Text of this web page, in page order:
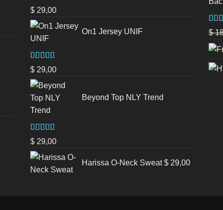
$ 29,00
On1 Jersey UNIF
Valorado en
5.00de 5
$ 29,00
Beyond Top NLY Trend
Valorado
en3.50
de 5
$ 29,00
Harissa O-Neck Sweat $ 29,00
5.00
$